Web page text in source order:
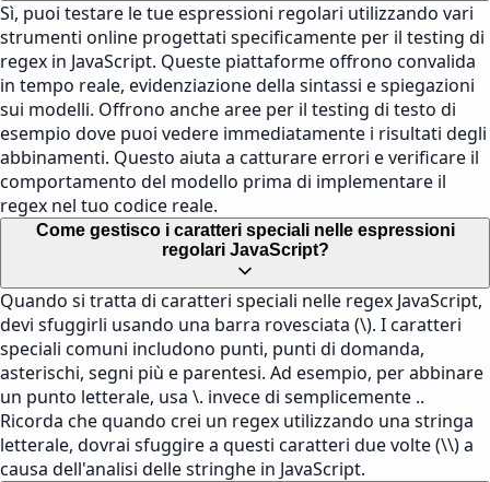
Sì, puoi testare le tue espressioni regolari utilizzando vari
strumenti online progettati specificamente per il testing di
regex in JavaScript. Queste piattaforme offrono convalida
in tempo reale, evidenziazione della sintassi e spiegazioni
sui modelli. Offrono anche aree per il testing di testo di
esempio dove puoi vedere immediatamente i risultati degli
abbinamenti. Questo aiuta a catturare errori e verificare il
comportamento del modello prima di implementare il
regex nel tuo codice reale.
Come gestisco i caratteri speciali nelle espressioni
regolari JavaScript?
Quando si tratta di caratteri speciali nelle regex JavaScript,
devi sfuggirli usando una barra rovesciata (\). I caratteri
speciali comuni includono punti, punti di domanda,
asterischi, segni più e parentesi. Ad esempio, per abbinare
un punto letterale, usa \. invece di semplicemente ..
Ricorda che quando crei un regex utilizzando una stringa
letterale, dovrai sfuggire a questi caratteri due volte (\\) a
causa dell'analisi delle stringhe in JavaScript.